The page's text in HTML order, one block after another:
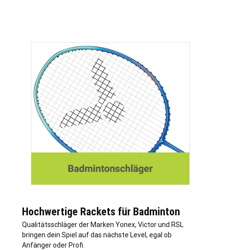
Hochwertige Rackets für Badminton
Qualitätsschläger der Marken Yonex, Victor und RSL
bringen dein Spiel auf das nächste Level, egal ob
Anfänger oder Profi.